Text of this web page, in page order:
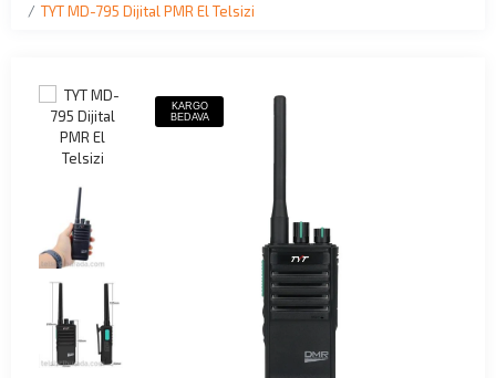
TYT MD-795 Dijital PMR El Telsizi
KARGO
BEDAVA